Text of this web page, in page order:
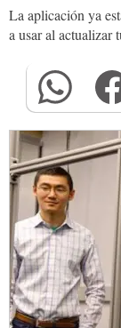
La aplicación ya
a usar al actualizar